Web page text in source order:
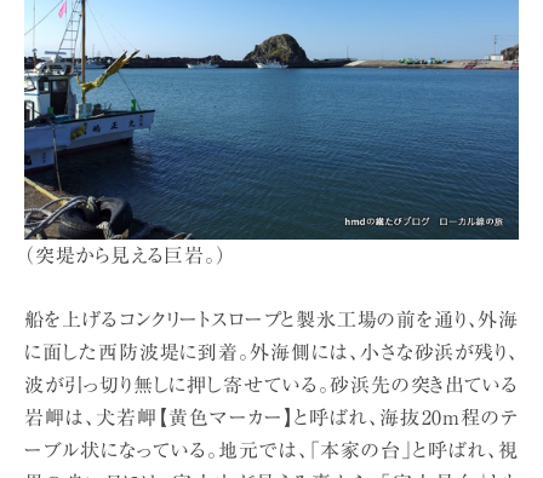
（突堤から見える巨岩。）
船を上げるコンクリートスロープと製氷工場の前を通り、外海
に面した西防波堤に到着。外海側には、小さな砂浜が残り、
波が引っ切り無しに押し寄せている。砂浜先の突き出ている
岩岬は、犬若岬【黄色マーカー】と呼ばれ、海抜20m程のテ
ーブル状になっている。地元では、「本家の台」と呼ばれ、視